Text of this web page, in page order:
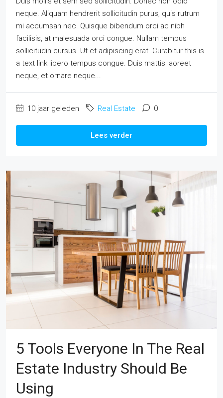
neque. Aliquam hendrerit sollicitudin purus, quis rutrum
mi accumsan nec. Quisque bibendum orci ac nibh
facilisis, at malesuada orci congue. Nullam tempus
sollicitudin cursus. Ut et adipiscing erat. Curabitur this is
a text link libero tempus congue. Duis mattis laoreet
neque, et ornare neque...
10 jaar geleden Real Estate 0
Lees verder
5 Tools Everyone In The Real
Estate Industry Should Be
Using